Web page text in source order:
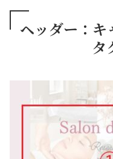
ヘッダー：キ
タ